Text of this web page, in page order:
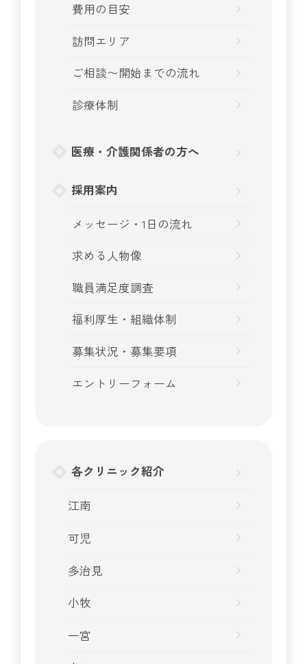
費用の目安
訪問エリア
ご相談〜開始までの流れ
診療体制
医療・介護関係者の方へ
採用案内
メッセージ・1日の流れ
求める人物像
職員満足度調査
福利厚生・組織体制
募集状況・募集要項
エントリーフォーム
各クリニック紹介
江南
可児
多治見
小牧
一宮